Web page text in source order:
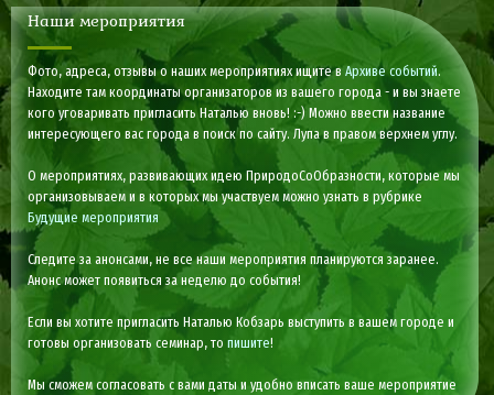
Наши мероприятия
Фото, адреса, отзывы о наших мероприятиях ищите вАрхиве событий.
Находите там координаты организаторов из вашего города - и вы знаете
кого уговаривать пригласить Наталью вновь! :-) Можно ввести название
интересующего вас города в поиск по сайту. Лупа в правом верхнем углу.
О мероприятиях, развивающих идею ПриродоСоОбразности, которые мы
организовываем и в которых мы участвуем можно узнать в рубрике
Будущие мероприятия
Следите за анонсами, не все наши мероприятия планируются заранее.
Анонс может появиться за неделю до события!
Если вы хотите пригласить Наталью Кобзарь выступить в вашем городе и
готовы организовать семинар, топишите!
Мы сможем согласовать с вами даты и удобно вписать ваше мероприятие